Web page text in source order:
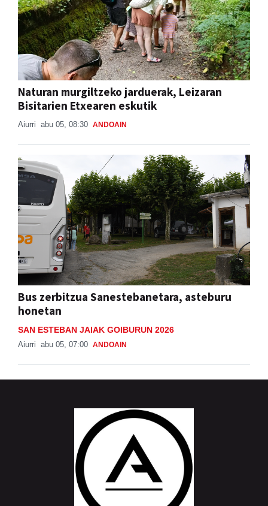
Naturan murgiltzeko jarduerak, Leizaran
Bisitarien Etxearen eskutik
Aiurri abu 05, 08:30 ANDOAIN
Bus zerbitzua Sanestebanetara, asteburu
honetan
SAN ESTEBAN JAIAK GOIBURUN 2026
Aiurri abu 05, 07:00 ANDOAIN